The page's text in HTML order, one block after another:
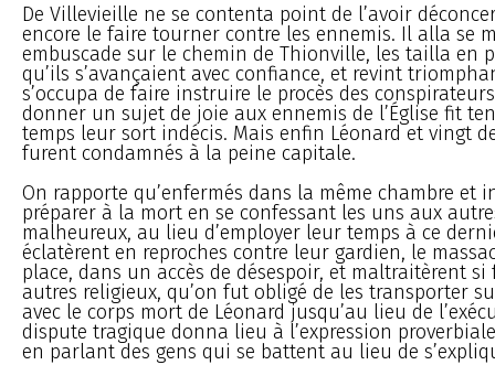
De Villevieille ne se contenta point de l’avoir
encore le faire tourner contre les ennemis. Il alla se
embuscade sur le chemin de Thionville, les tailla en
qu’ils s’avançaient avec confiance, et revint
s’occupa de faire instruire le procès des
donner un sujet de joie aux ennemis de l’Église fit
temps leur sort indécis. Mais enfin Léonard et vingt
furent condamnés à la peine capitale.
On rapporte qu’enfermés dans la même chambre et
préparer à la mort en se confessant les uns aux
malheureux, au lieu d’employer leur temps à ce
éclatèrent en reproches contre leur gardien, le
place, dans un accès de désespoir, et maltraitèrent
autres religieux, qu’on fut obligé de les transporter
avec le corps mort de Léonard jusqu’au lieu de
dispute tragique donna lieu à l’expression
en parlant des gens qui se battent au lieu de